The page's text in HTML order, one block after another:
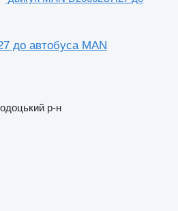
до автобуса MAN
р-н